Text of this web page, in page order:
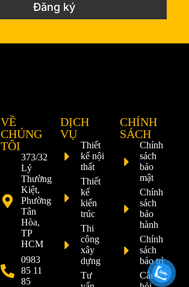
Đăng ký
VỀ
CHÚNG
TÔI
373/32
Lý
Thường
Kiệt,
Phường
Tân
Hòa,
TP
HCM
0983
85 11
85
DỊCH
VỤ
Thiết
kế nội
thất
Thiết
kế
kiến
trúc
Thi
công
xây
dựng
Tư
CHÍNH
SÁCH
Chính
sách
bảo
mật
Chính
sách
bảo
hành
Chính
sách
bảo trì
Câu